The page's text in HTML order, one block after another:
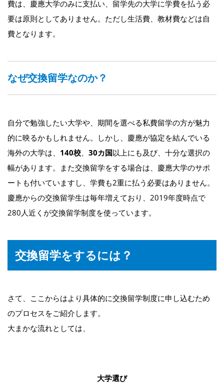
費は、慶應大学のみに支払い、留学先の大学に学費を払う必
要は原則としてありません。ただし生活費、教材費などは自
費となります。
なぜ交換留学なのか？
自分で勉強したい大学や、期間を選べる私費留学の方が魅力
的に映るかもしれません。しかし、慶應が協定を結んでいる
海外の大学は、 140校 30カ国以上にも及び、十分な選択の
幅があります。また交換留学をする場合は、慶應大学のサポ
ートも付いていますし、学費も2重に払う必要はありません。
慶應からの交換留学生は毎年増えており、2019年度時点で
280人近くが交換留学制度を使っています。
交換留学をするには？
さて、ここからはより具体的に交換留学制度に申し込むため
のプロセスをご紹介します。
大まかな流れとしては、
大学選び